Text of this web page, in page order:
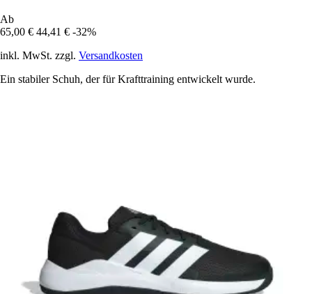
Ab
65,00 € 44,41 € -32%
inkl. MwSt. zzgl. Versandkosten
Ein stabiler Schuh, der für Krafttraining entwickelt wurde.